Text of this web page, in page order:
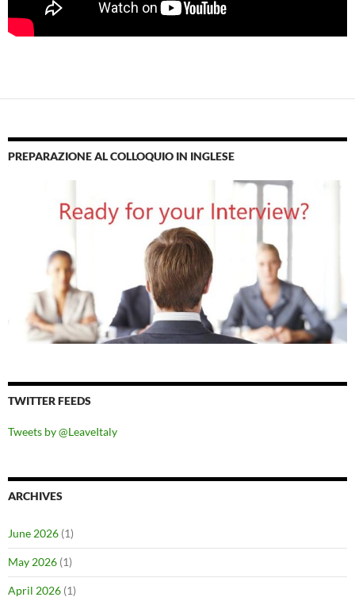
PREPARAZIONE AL COLLOQUIO IN INGLESE
TWITTER FEEDS
Tweets by @LeaveItaly
ARCHIVES
June 2026 (1)
May 2026 (1)
April 2026 (1)